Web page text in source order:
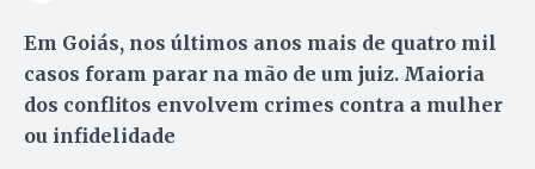
Em Goiás, nos últimos anos mais de quatro mil
casos foram parar na mão de um juiz. Maioria
dos conflitos envolvem crimes contra a mulher
ou infidelidade